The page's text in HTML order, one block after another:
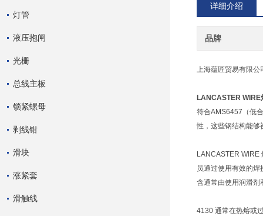
灯管
液压抱闸
光栅
总线主板
锁紧螺母
剥线钳
滑块
涨紧套
滑触线
详细介绍
品牌
上海蕴匠贸易有限公
LANCASTER WIRE
符合AMS6457（低
性，这些钢结构能
LANCASTER WIRE
员通过使用有效的
含通常由使用润滑剂
4130 通常在热熔或